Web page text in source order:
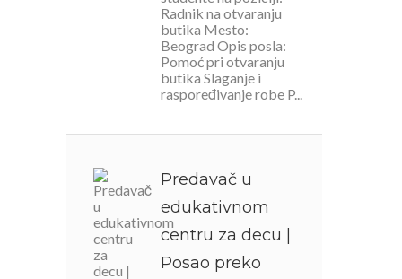
Radnik na otvaranju
butika Mesto:
Beograd Opis posla:
Pomoć pri otvaranju
butika Slaganje i
raspoređivanje robe P...
Predavač u
edukativnom
centru za decu |
Posao preko